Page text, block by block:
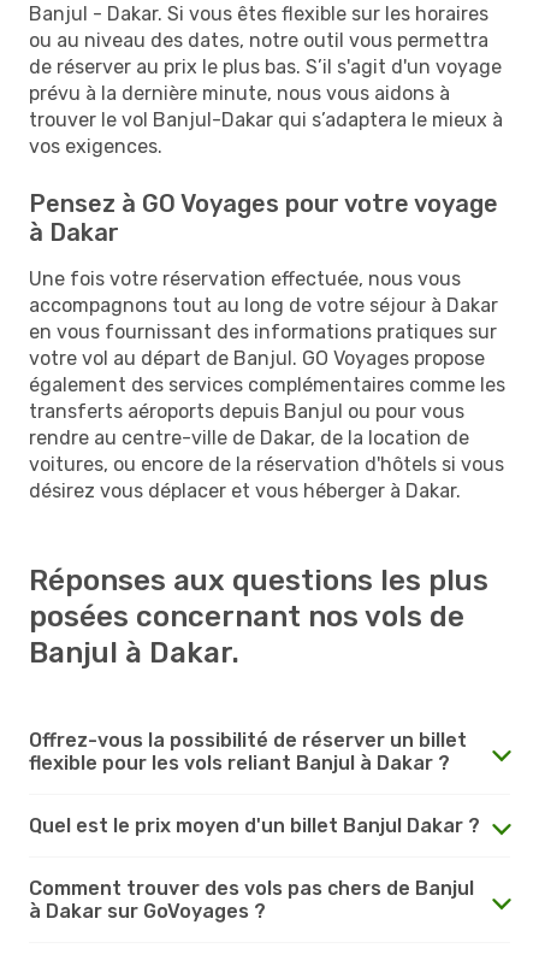
Banjul - Dakar. Si vous êtes flexible sur les horaires
ou au niveau des dates, notre outil vous permettra
de réserver au prix le plus bas. S’il s'agit d'un voyage
prévu à la dernière minute, nous vous aidons à
trouver le vol Banjul-Dakar qui s’adaptera le mieux à
vos exigences.
Pensez à GO Voyages pour votre voyage
à Dakar
Une fois votre réservation effectuée, nous vous
accompagnons tout au long de votre séjour à Dakar
en vous fournissant des informations pratiques sur
votre vol au départ de Banjul. GO Voyages propose
également des services complémentaires comme les
transferts aéroports depuis Banjul ou pour vous
rendre au centre-ville de Dakar, de la location de
voitures, ou encore de la réservation d'hôtels si vous
désirez vous déplacer et vous héberger à Dakar.
Réponses aux questions les plus
posées concernant nos vols de
Banjul à Dakar.
Offrez-vous la possibilité de réserver un billet
flexible pour les vols reliant Banjul à Dakar ?
Quel est le prix moyen d'un billet Banjul Dakar ?
Comment trouver des vols pas chers de Banjul
à Dakar sur GoVoyages ?